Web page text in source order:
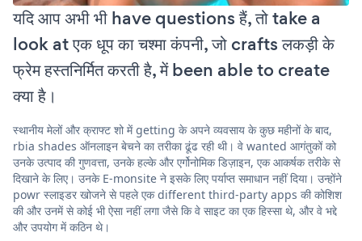
यदि आप अभी भी have questions हैं, तो take a
look at एक धूप का चश्मा कंपनी, जो crafts लकड़ी के
फ्रेम हस्तनिर्मित करती है, में been able to create
क्या है।
स्थानीय मेलों और क्राफ्ट शो में getting के अपने व्यवसाय के कुछ महीनों के बाद,
rbia shades ऑनलाइन बेचने का तरीका ढूंढ रही थी। वे wanted आगंतुकों को
उनके उत्पाद की गुणवत्ता, उनके हल्के और एर्गोनोमिक डिज़ाइन, एक आकर्षक तरीके से
दिखाने के लिए। उनके E-monsite ने इसके लिए पर्याप्त समाधान नहीं दिया। उन्होंने
powr स्लाइडर खोजने से पहले एक different third-party apps की कोशिश
की और उनमें से कोई भी ऐसा नहीं लगा जैसे कि वे साइट का एक हिस्सा थे, और वे भद्दे
और उपयोग में कठिन थे।